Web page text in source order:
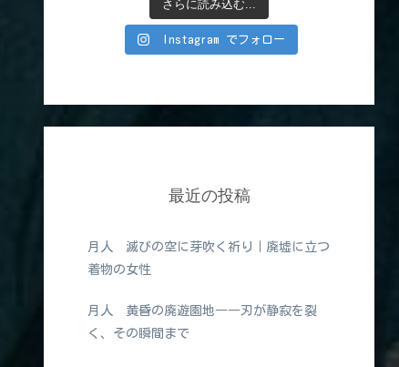
さらに読み込む...
Instagram でフォロー
最近の投稿
月人 滅びの空に芽吹く祈り｜廃墟に立つ
着物の女性
月人 黄昏の廃遊園地――刃が静寂を裂
く、その瞬間まで